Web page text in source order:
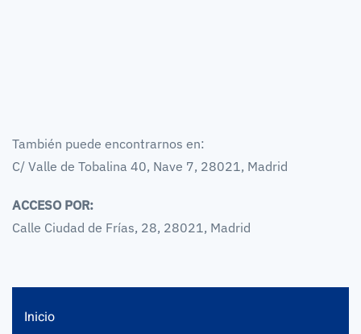
También puede encontrarnos en:
C/ Valle de Tobalina 40, Nave 7, 28021, Madrid
ACCESO POR:
Calle Ciudad de Frías, 28, 28021, Madrid
Inicio